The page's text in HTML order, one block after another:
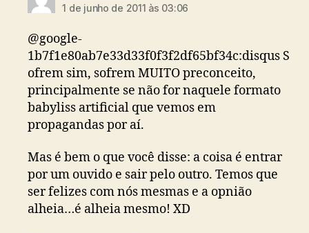
1 de junho de 2011 às 03:06
@google-
1b7f1e80ab7e33d33f0f3f2df65bf34c:disqus S
ofrem sim, sofrem MUITO preconceito,
principalmente se não for naquele formato
babyliss artificial que vemos em
propagandas por aí.
Mas é bem o que você disse: a coisa é entrar
por um ouvido e sair pelo outro. Temos que
ser felizes com nós mesmas e a opnião
alheia…é alheia mesmo! XD